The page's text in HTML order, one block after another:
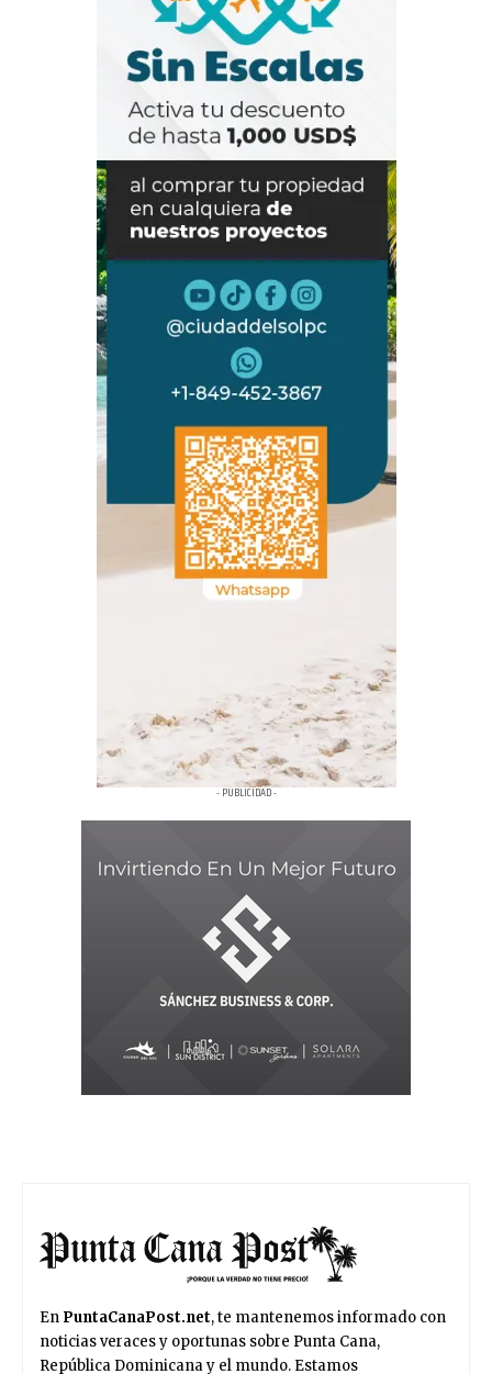
- PUBLICIDAD -
En PuntaCanaPost.net, te mantenemos informado con
noticias veraces y oportunas sobre Punta Cana,
República Dominicana y el mundo. Estamos